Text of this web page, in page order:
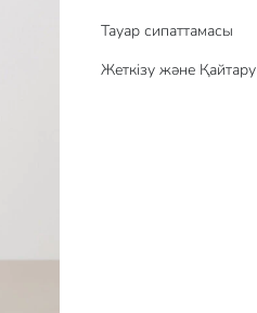
Тауар сипаттамасы​​​​​
Жеткізу және Қайтару